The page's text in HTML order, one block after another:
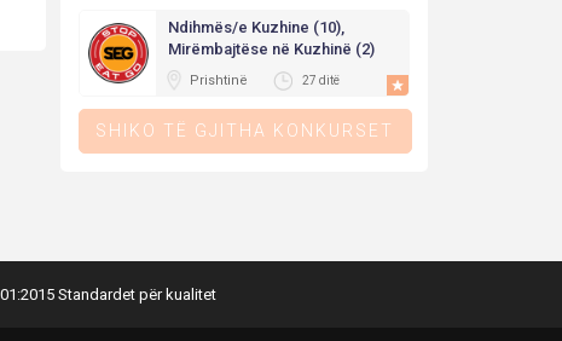
Ndihmës/e Kuzhine (10),
Mirëmbajtëse në Kuzhinë (2)
Prishtinë 27 ditë
SHIKO TË GJITHA KONKURSET
Standardet për kualitet